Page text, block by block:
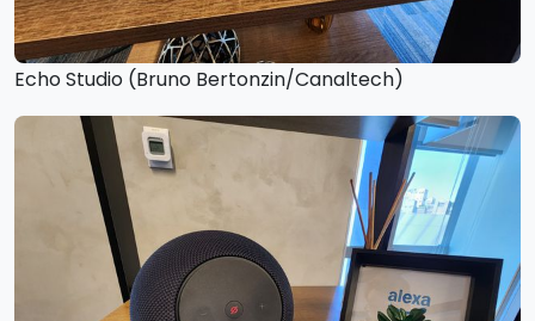
Echo Studio (Bruno Bertonzin/Canaltech)